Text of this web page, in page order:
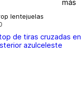
lentejuelas